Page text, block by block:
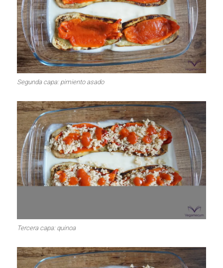
Segunda capa: pimiento asado
Tercera capa: quinoa